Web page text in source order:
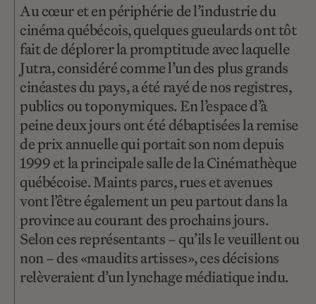
Au cœur et en périphérie de l’industrie du
cinéma québécois, quelques gueulards ont tôt
fait de déplorer la promptitude avec laquelle
Jutra, considéré comme l’un des plus grands
cinéastes du pays, a été rayé de nos registres,
publics ou toponymiques. En l’espace d’à
peine deux jours ont été débaptisées la remise
de prix annuelle qui portait son nom depuis
1999 et la principale salle de la Cinémathèque
québécoise. Maints parcs, rues et avenues
vont l’être également un peu partout dans la
province au courant des prochains jours.
Selon ces représentants – qu’ils le veuillent ou
non – des «maudits artisses», ces décisions
relèveraient d’un lynchage médiatique indu.